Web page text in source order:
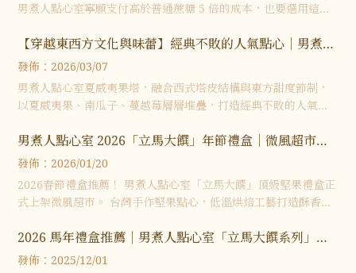
男煮人點心室寧願支付高於普通蔗糖 5 倍的成本，也要選用這種
【穿越東西方文化與味蕾】經典不敗的人氣點心｜男煮人
點心室 夏威夷果塔
發佈：2026/03/07
男煮人點心室夏威夷果塔，融合西式塔皮結構與東方甜度節制，
以夏威夷果、南瓜子、蔓越莓層層堆疊，打造經典不敗的人氣手
選購重點。
男煮人點心室 2026「立馬大饌」年節禮盒｜微風超市限
定上架 春節送禮推薦｜台北禮盒推薦｜台灣堅果伴手禮
發佈：2026/01/20
2026春節禮盒推薦！ 男煮人點心室「立馬大饌」頂級堅果禮盒正
式上架微風超市。 台灣手作堅果點心，低溫烘焙工藝打造酥香口
2026 馬年禮盒推薦｜男煮人點心室「立馬大饌系列」年
節限定預購中｜團購禮盒推薦台北｜土城甜點推薦
發佈：2025/12/01